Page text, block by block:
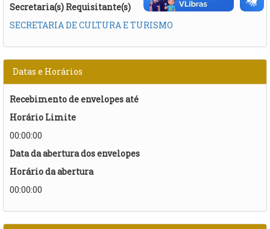
Secretaria(s) Requisitante(s)
SECRETARIA DE CULTURA E TURISMO
Datas e Horários
Recebimento de envelopes até
Horário Limite
00:00:00
Data da abertura dos envelopes
Horário da abertura
00:00:00